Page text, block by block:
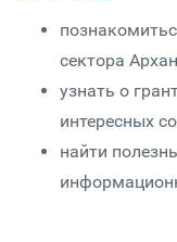
сектора
узнать о
интересных
найти